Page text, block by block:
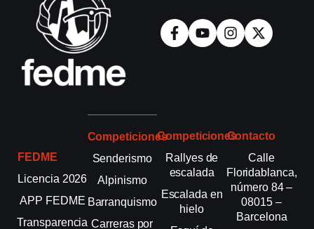
FEDME
Licencia 2026
APP FEDME
Transparencia
Competiciones
Senderismo
Alpinismo
Barranquismo
Carreras por
Competiciones
Rallyes de
escalada
Escalada en
hielo
Contacto
Calle
Floridablanca,
número 84 –
08015 –
Barcelona